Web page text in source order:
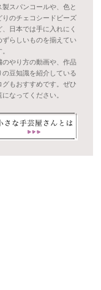
製スパンコールや、色と
りのチェコシードビーズ
、日本では手に入れにく
ずらしいものを揃えてい
のやり方の動画や、作品
の豆知識を紹介している
グもおすすめです。ぜひ
になってください。